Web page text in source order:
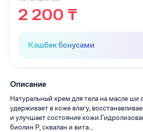
2 200 ₸
Кэшбек бонусами
Описание
Натуральный крем для тела на масле ши
удерживает в коже влагу,
и улучшает состояние
биолин Р, сквалан и вита...